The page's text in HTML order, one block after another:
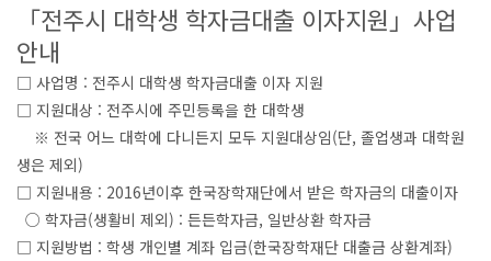
「전주시 대학생 학자금대출 이자지원」사업
안내
□ 사업명 : 전주시 대학생 학자금대출 이자 지원
□ 지원대상 : 전주시에 주민등록을 한 대학생
※ 전국 어느 대학에 다니든지 모두 지원대상임(단, 졸업생과 대학원
생은 제외)
□ 지원내용 : 2016년이후 한국장학재단에서 받은 학자금의 대출이자
○ 학자금(생활비 제외) : 든든학자금, 일반상환 학자금
□ 지원방법 : 학생 개인별 계좌 입금(한국장학재단 대출금 상환계좌)